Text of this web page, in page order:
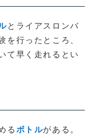
とライアスロンバ
を行ったところ、
て早く走れるとい
る ボトルがある。